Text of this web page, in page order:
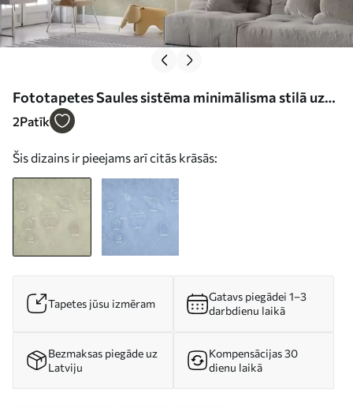
Fototapetes Saules sistēma minimālisma stilā uz
vēsa bēša faktūras fona Nr. w02344
2Patīk
Šis dizains ir pieejams arī citās krāsās:
Tapetes jūsu izmēram
Gatavs piegādei 1–3
darbdienu laikā
Bezmaksas piegāde uz
Latviju
Kompensācijas 30
dienu laikā